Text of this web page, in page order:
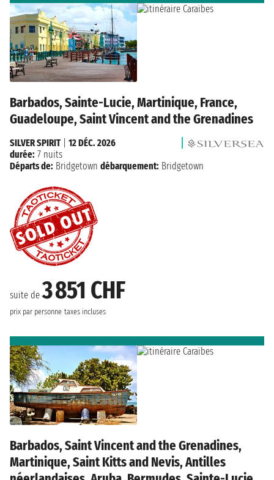
Barbados, Sainte-Lucie, Martinique, France,
Guadeloupe, Saint Vincent and the Grenadines
suite de3 851 CHF
prix par personne taxes incluses
SILVER SPIRIT| 12 DÉC. 2026
durée: 7 nuits
Départs de: Bridgetown débarquement: Bridgetown
Barbados, Saint Vincent and the Grenadines,
Martinique, Saint Kitts and Nevis, Antilles